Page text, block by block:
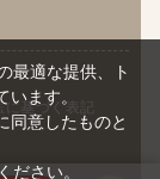
基づく表記
最適な提供、ト
ます。
同意したものと
ださい。